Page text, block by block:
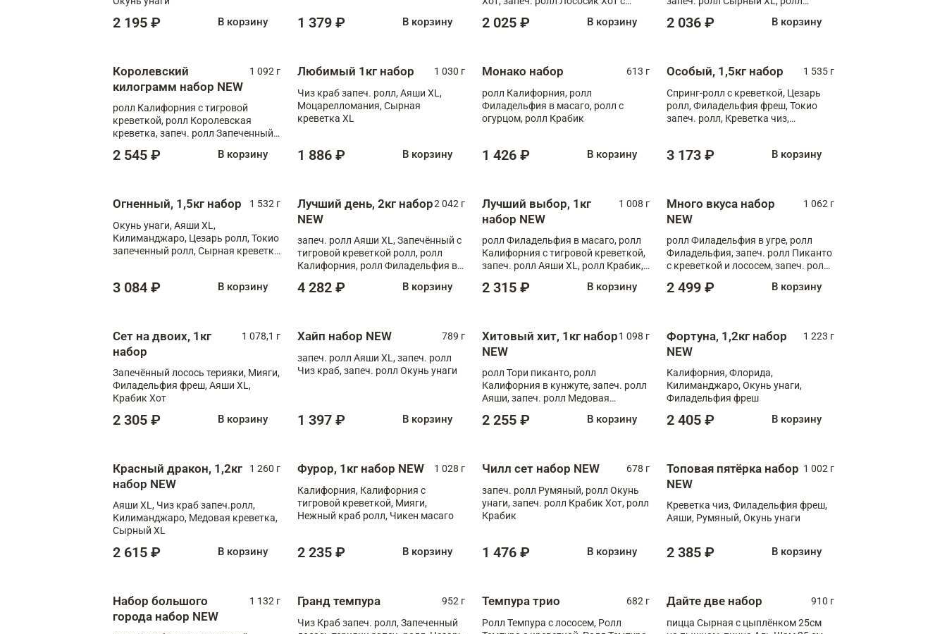
2 195 ₽ В корзину 1 379 ₽ В корзину 2 025 ₽ В корзину 2 036 ₽ В корзину
Королевский
килограмм набор NEW
1 092 г
ролл Калифорния с тигровой
креветкой, ролл Королевская
креветка, запеч. ролл Запеченный
XL, запеч. ролл Крабик Хот
2 545 ₽ В корзину
Любимый 1кг набор
1 030 г
Чиз краб запеч. ролл, Аяши XL,
Моцарелломания, Сырная
креветка XL
1 886 ₽ В корзину
Монако набор
613 г
ролл Калифорния, ролл
Филадельфия в масаго, ролл с
огурцом, ролл Крабик
1 426 ₽ В корзину
Особый, 1,5кг набор
1 535 г
Спринг-ролл с креветкой, Цезарь
ролл, Филадельфия фреш, Токио
запеч. ролл, Креветка чиз,
3 173 ₽ В корзину
Огненный, 1,5кг набор
1 532 г
Окунь унаги, Аяши XL,
Килиманджаро, Цезарь ролл, Токио
запеченный ролл, Сырная креветка
3 084 ₽ В корзину
Лучший день, 2кг набор
NEW
2 042 г
запеч. ролл Аяши XL, Запечённый с
тигровой креветкой ролл, ролл
Калифорния, ролл Филадельфия в
запеч. ролл Моцарелломания, ролл
4 282 ₽ В корзину
Лучший выбор, 1кг
набор NEW
1 008 г
ролл Филадельфия в масаго, ролл
Калифорния с тигровой креветкой,
запеч. ролл Аяши XL, ролл Крабик,
2 315 ₽ В корзину
Много вкуса набор
NEW
1 062 г
ролл Филадельфия в угре, ролл
Филадельфия, запеч. ролл Пиканто
с креветкой и лососем, запеч. ролл
2 499 ₽ В корзину
Сет на двоих, 1кг
набор
1 078,1 г
Запечённый лосось терияки, Мияги,
Филадельфия фреш, Аяши XL,
Крабик Хот
2 305 ₽ В корзину
Хайп набор NEW
789 г
запеч. ролл Аяши XL, запеч. ролл
Чиз краб, запеч. ролл Окунь унаги
1 397 ₽ В корзину
Хитовый хит, 1кг набор
NEW
1 098 г
ролл Тори пиканто, ролл
Калифорния в кунжуте, запеч. ролл
Аяши, запеч. ролл Медовая
чукой
2 255 ₽ В корзину
Фортуна, 1,2кг набор
NEW
1 223 г
Калифорния, Флорида,
Килиманджаро, Окунь унаги,
Филадельфия фреш
2 405 ₽ В корзину
Красный дракон, 1,2кг
набор NEW
1 260 г
Аяши XL, Чиз краб запеч.ролл,
Килиманджаро, Медовая креветка,
Сырный XL
2 615 ₽ В корзину
Фурор, 1кг набор NEW
1 028 г
Калифорния, Калифорния с
тигровой креветкой, Мияги,
Нежный краб ролл, Чикен масаго
2 235 ₽ В корзину
Чилл сет набор NEW
678 г
запеч. ролл Румяный, ролл Окунь
унаги, запеч. ролл Крабик Хот, ролл
Крабик
1 476 ₽ В корзину
Топовая пятёрка набор
NEW
1 002 г
Креветка чиз, Филадельфия фреш,
Аяши, Румяный, Окунь унаги
2 385 ₽ В корзину
Набор большого
города набор NEW
1 132 г Гранд темпура
952 г
Чиз Краб запеч. ролл, Запеченный
Темпура трио
682 г
Ролл Темпура с лососем, Ролл
Дайте две набор
910 г
пицца Сырная с цыплёнком 25см